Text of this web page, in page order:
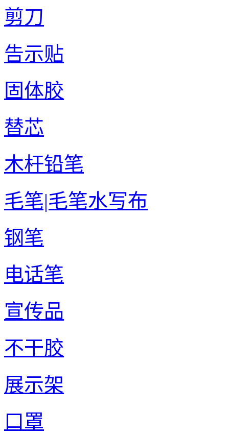
剪刀
告示贴
固体胶
替芯
木杆铅笔
毛笔|毛笔水写布
钢笔
电话笔
宣传品
不干胶
展示架
口罩